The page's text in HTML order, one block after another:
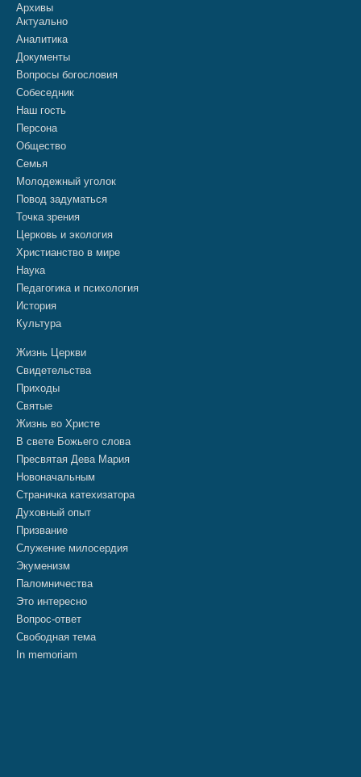
Архивы
Актуально
Аналитика
Документы
Вопросы богословия
Собеседник
Наш гость
Персона
Общество
Семья
Молодежный уголок
Повод задуматься
Точка зрения
Церковь и экология
Христианство в мире
Наука
Педагогика и психология
История
Культура
Жизнь Церкви
Свидетельства
Приходы
Святые
Жизнь во Христе
В свете Божьего слова
Пресвятая Дева Мария
Новоначальным
Страничка катехизатора
Духовный опыт
Призвание
Служение милосердия
Экуменизм
Паломничества
Это интересно
Вопрос-ответ
Свободная тема
In memoriam